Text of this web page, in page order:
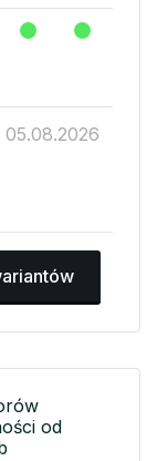
05.08.2026
od